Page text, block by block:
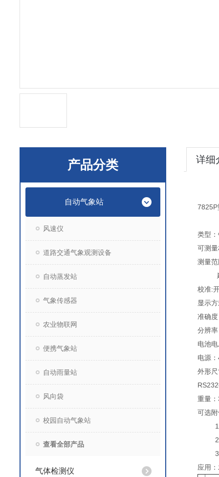
产品分类
自动气象站
风速仪
道路交通气象观测设备
自动蒸发站
气象传感器
农业物联网
便携气象站
自动雨量站
风向袋
校园自动气象站
查看全部产品
气体检测仪
详细
7825P
类型
可测
测量
建
校准:
显示
准确
分辨
电池
电源
外形
重量
可选
1.
2.
3.蓝
应用